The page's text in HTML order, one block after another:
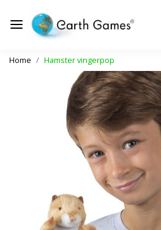
Home Hamster vingerpop
Vorige